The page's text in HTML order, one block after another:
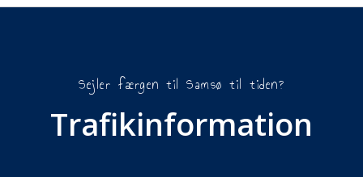
Sejler færgen til Samsø til tiden?
Trafikinformation